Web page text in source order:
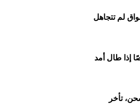
لم تتجاهل
إذا طال أمد
تأخر